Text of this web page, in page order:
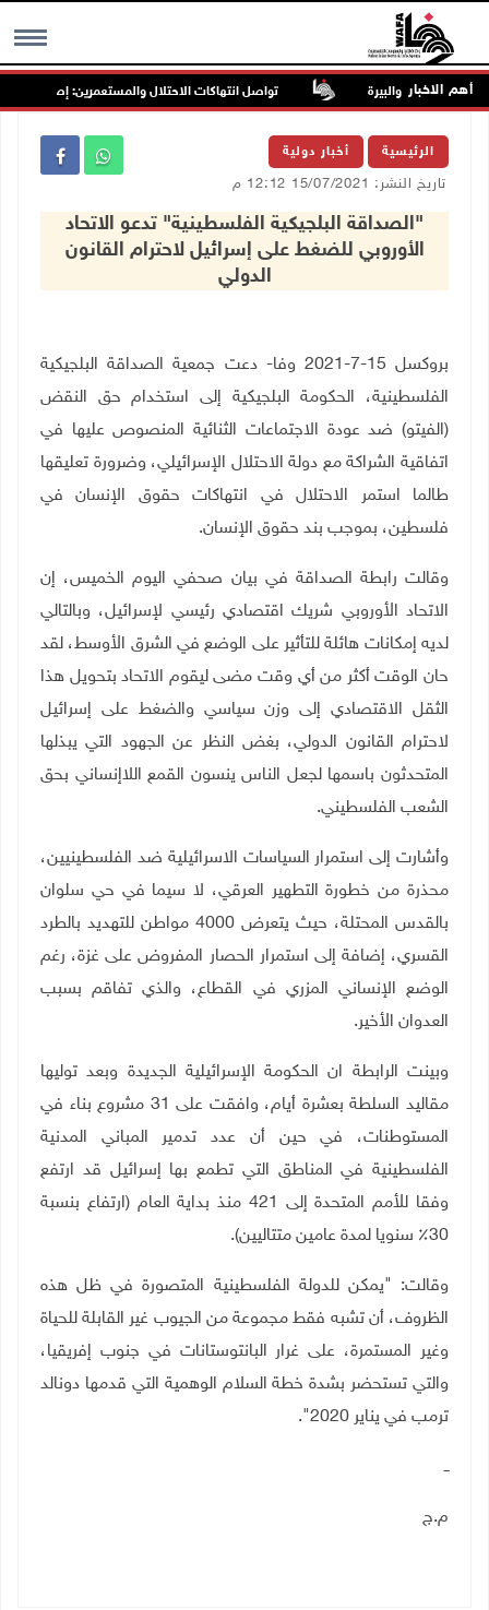
MENU أهم الاخبار تواصل انتهاكات الاحتلال والمستعمرين: إصابات
الرئيسية أخبار دولية
تاريخ النشر: 15/07/2021 12:12 م
"الصداقة البلجيكية الفلسطينية" تدعو الاتحاد
الأوروبي للضغط على إسرائيل لاحترام القانون
الدولي
بروكسل 15-7-2021 وفا- دعت جمعية الصداقة البلجيكية
الفلسطينية، الحكومة البلجيكية إلى استخدام حق النقض
(الفيتو) ضد عودة الاجتماعات الثنائية المنصوص عليها في
اتفاقية الشراكة مع دولة الاحتلال الإسرائيلي، وضرورة تعليقها
طالما استمر الاحتلال في انتهاكات حقوق الإنسان في
فلسطين، بموجب بند حقوق الإنسان.
وقالت رابطة الصداقة في بيان صحفي اليوم الخميس، إن
الاتحاد الأوروبي شريك اقتصادي رئيسي لإسرائيل، وبالتالي
لديه إمكانات هائلة للتأثير على الوضع في الشرق الأوسط، لقد
حان الوقت أكثر من أي وقت مضى ليقوم الاتحاد بتحويل هذا
الثقل الاقتصادي إلى وزن سياسي والضغط على إسرائيل
لاحترام القانون الدولي، بغض النظر عن الجهود التي يبذلها
المتحدثون باسمها لجعل الناس ينسون القمع اللاإنساني بحق
الشعب الفلسطيني.
وأشارت إلى استمرار السياسات الاسرائيلية ضد الفلسطينيين،
محذرة من خطورة التطهير العرقي، لا سيما في حي سلوان
بالقدس المحتلة، حيث يتعرض 4000 مواطن للتهديد بالطرد
القسري، إضافة إلى استمرار الحصار المفروض على غزة، رغم
الوضع الإنساني المزري في القطاع، والذي تفاقم بسبب
العدوان الأخير.
وبينت الرابطة ان الحكومة الإسرائيلية الجديدة وبعد توليها
مقاليد السلطة بعشرة أيام، وافقت على 31 مشروع بناء في
المستوطنات، في حين أن عدد تدمير المباني المدنية
الفلسطينية في المناطق التي تطمع بها إسرائيل قد ارتفع
وفقا للأمم المتحدة إلى 421 منذ بداية العام (ارتفاع بنسبة
30٪ سنويا لمدة عامين متتاليين).
وقالت: "يمكن للدولة الفلسطينية المتصورة في ظل هذه
الظروف، أن تشبه فقط مجموعة من الجيوب غير القابلة للحياة
وغير المستمرة، على غرار البانتوستانات في جنوب إفريقيا،
والتي تستحضر بشدة خطة السلام الوهمية التي قدمها دونالد
ترمب في يناير 2020".
ــ
م.ج